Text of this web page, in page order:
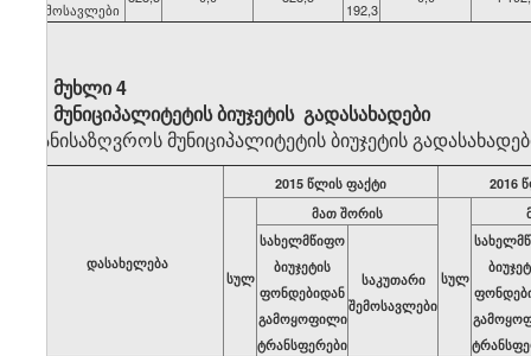
შემოსავლები 192,3
მუხლი 4
მუნიციპალიტეტის ბიუჯეტის გადასახადები
განისაზღვროს მუნიციპალიტეტის ბიუჯეტის
დასახელება
2015 წლის ფაქტი 2016
სულ
მათ შორის
სულ
სახელმწიფო
ბიუჯეტის
ფონდებიდან
გამოყოფილი
ტრანსფერები
საკუთარი
შემოსავლები